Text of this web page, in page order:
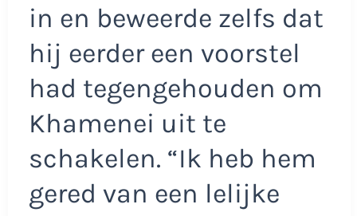
in en beweerde zelfs dat
hij eerder een voorstel
had tegengehouden om
Khamenei uit te
schakelen. “Ik heb hem
gered van een lelijke